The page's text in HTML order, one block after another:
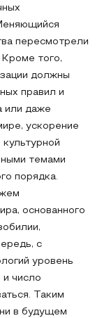
пересмотрели
того,
должны
правил и
или даже
ускорение
темами
порядка.
основанного
с
уровень
и число
Таким
в будущем